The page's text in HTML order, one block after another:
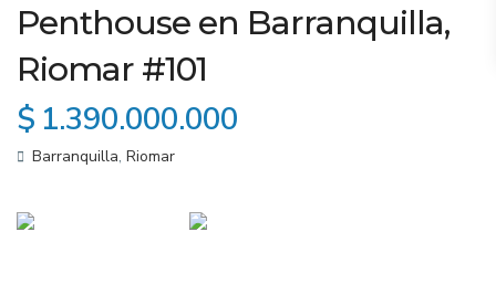
Penthouse en Barranquilla,
Riomar #101
$ 1.390.000.000
Barranquilla, Riomar